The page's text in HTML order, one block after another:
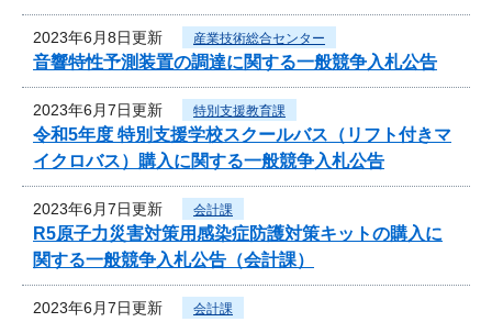
2023年6月8日更新 産業技術総合センター
音響特性予測装置の調達に関する一般競争入札公告
2023年6月7日更新 特別支援教育課
令和5年度 特別支援学校スクールバス（リフト付きマ
イクロバス）購入に関する一般競争入札公告
2023年6月7日更新 会計課
R5原子力災害対策用感染症防護対策キットの購入に
関する一般競争入札公告（会計課）
2023年6月7日更新 会計課